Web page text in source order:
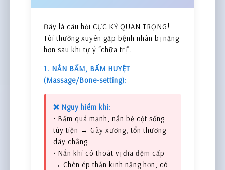
Đây là câu hỏi CỰC KỲ QUAN TRỌNG!
Tôi thường xuyên gặp bệnh nhân bị nặng
hơn sau khi tự ý “chữa trị”.
1. NẮN BẤM, BẤM HUYỆT
(Massage/Bone-setting):
❌ Nguy hiểm khi:
• Bấm quá mạnh, nắn bẻ cột sống
tùy tiện → Gãy xương, tổn thương
dây chằng
• Nắn khi có thoát vị đĩa đệm cấp
→ Chèn ép thần kinh nặng hơn, có